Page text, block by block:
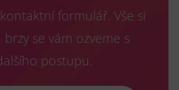
formulář. Vše si
se vám ozveme s
postupu.